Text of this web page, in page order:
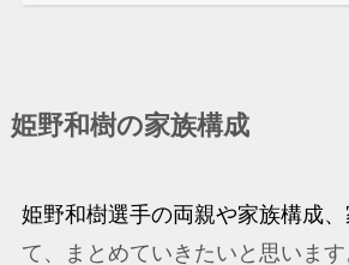
姫野和樹の家族構成
姫野和樹選手の両親や家族構成
て、まとめていきたいと思います